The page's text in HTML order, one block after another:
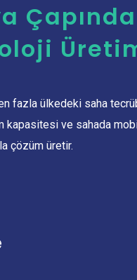
Çapında
fazla ülkedeki saha
kapasitesi ve sahada
çözüm üretir.